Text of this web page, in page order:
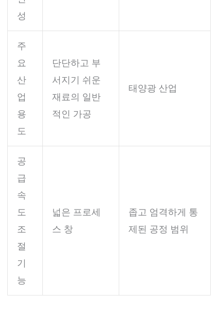
성
주
요
산
업
용
도
단단하고 부
서지기 쉬운
재료의 일반
적인 가공
태양광 산업
공
급
속
도
조
절
기
능
넓은 프로세
스 창
좁고 엄격하게 통
제된 공정 범위